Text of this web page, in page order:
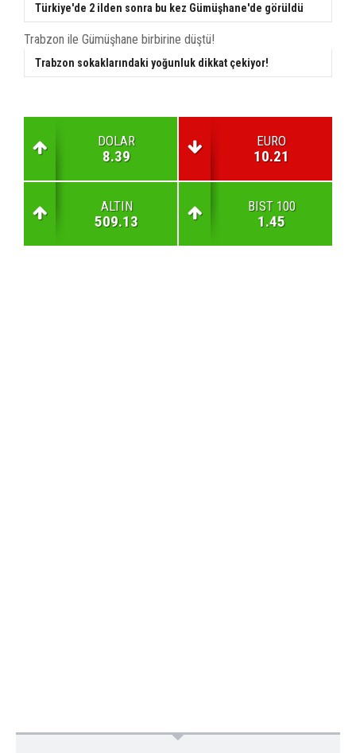
Türkiye'de 2 ilden sonra bu kez Gümüşhane'de görüldü
Trabzon ile Gümüşhane birbirine düştü!
Trabzon sokaklarındaki yoğunluk dikkat çekiyor!
DOLAR
8.39
EURO
10.21
ALTIN
509.13
BIST 100
1.45